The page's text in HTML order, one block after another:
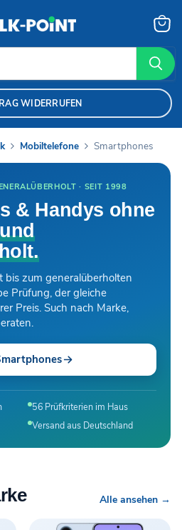
WIDERRUFEN
Mobiltelefone Smartphones
· SEIT 1998
& Handys ohne
bis zum generalüberholten
Prüfung, der gleiche
Preis. Such nach Marke,
56 Prüfkriterien im Haus
Versand aus Deutschland
Alle ansehen →